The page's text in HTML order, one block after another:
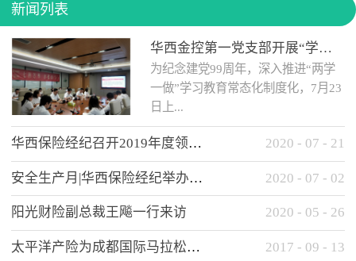
新闻列表
华西金控第一党支部开展“学党史 知党情 做合格党员”主题教育工作会
为纪念建党99周年，深入推进“两学
一做”学习教育常态化制度化，7月23
日上...
午，华西金控第一党支部举办了“学
党史、知党情、...
华西保险经纪召开2019年度领导班子述职考核工作会 2020 - 07 - 21
安全生产月|华西保险经纪举办应急消防安全知识培训 2020 - 07 - 02
阳光财险副总裁王飚一行来访 2020 - 05 - 26
太平洋产险为成都国际马拉松提供全方位保险保障 2017 - 09 - 13